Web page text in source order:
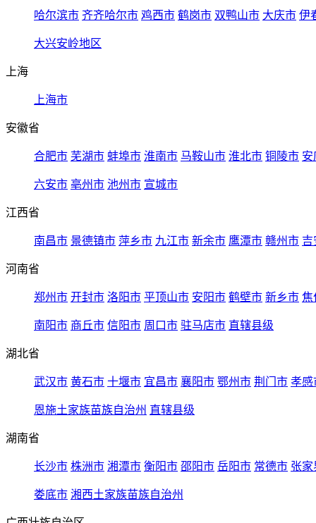
哈尔滨市 齐齐哈尔市 鸡西市 鹤岗市 双鸭山市 大庆市 伊
大兴安岭地区
上海
上海市
安徽省
合肥市 芜湖市 蚌埠市 淮南市 马鞍山市 淮北市 铜陵市 安
六安市 亳州市 池州市 宣城市
江西省
南昌市 景德镇市 萍乡市 九江市 新余市 鹰潭市 赣州市 吉
河南省
郑州市 开封市 洛阳市 平顶山市 安阳市 鹤壁市 新乡市 焦
南阳市 商丘市 信阳市 周口市 驻马店市 直辖县级
湖北省
武汉市 黄石市 十堰市 宜昌市 襄阳市 鄂州市 荆门市 孝感
恩施土家族苗族自治州 直辖县级
湖南省
长沙市 株洲市 湘潭市 衡阳市 邵阳市 岳阳市 常德市 张家
娄底市 湘西土家族苗族自治州